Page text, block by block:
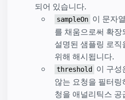
되어 있습니다.
sampleOn 이 문자
를 채움으로써 확
설명된 샘플링 로
위해 해시됩니다.
threshold
이 구성
않는 요청을 필터
청을 애널리틱스